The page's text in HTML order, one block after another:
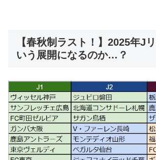
【春秋制ラスト！】2025年J
いう展開になるのか…？